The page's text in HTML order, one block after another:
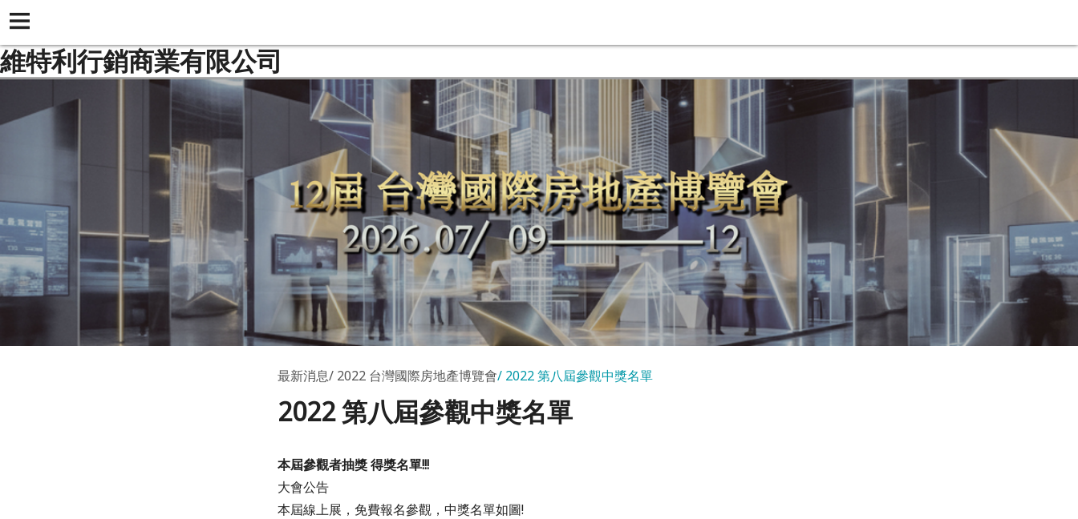
維特利行銷商業有限公司
最新消息 2022 台灣國際房地產博覽會 2022 第八屆參觀中獎名單
2022 第八屆參觀中獎名單
本屆參觀者抽獎 得獎名單!!!
大會公告
本屆線上展，免費報名參觀，中獎名單如圖!